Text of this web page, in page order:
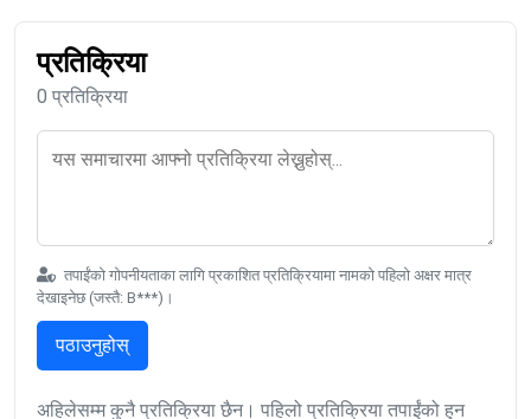
प्रतिक्रिया
0 प्रतिक्रिया
तपाईंको गोपनीयताका लागि प्रकाशित प्रतिक्रियामा नामको पहिलो अक्षर मात्र
देखाइनेछ (जस्तै: B***)।
पठाउनुहोस्
अहिलेसम्म कुनै प्रतिक्रिया छैन। पहिलो प्रतिक्रिया तपाईंको हुन